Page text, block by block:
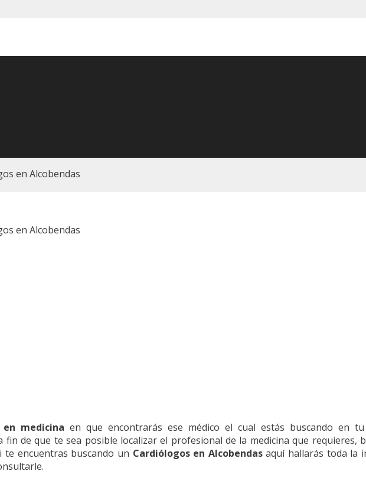
en Alcobendas
en Alcobendas
medicina en que encontrarás ese médico el cual estás buscando en tu
de que te sea posible localizar el profesional de la medicina que requieres,
te encuentras buscando un Cardiólogos en Alcobendasaquí hallarás toda la